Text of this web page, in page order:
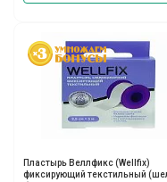
Пластырь Веллфикс (Wellfix)
фиксирующий текстильный